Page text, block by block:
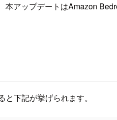
アップデートはAmazon
下記が挙げられます。